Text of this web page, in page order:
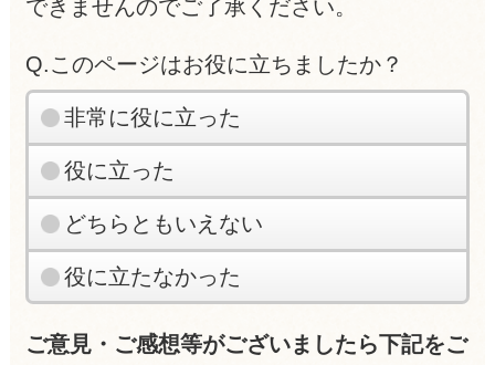
できませんのでご了承ください。
Q.このページはお役に立ちましたか？
非常に役に立った
役に立った
どちらともいえない
役に立たなかった
ご意見・ご感想等がございましたら下記をご